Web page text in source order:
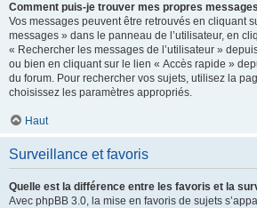
Comment puis-je trouver mes propres
Vos messages peuvent être retrouvés en cliquant
messages » dans le panneau de l’utilisateur, en
« Rechercher les messages de l’utilisateur »
ou bien en cliquant sur le lien « Accès rapide »
du forum. Pour rechercher vos sujets, utilisez la
choisissez les paramètres appropriés.
Haut
Surveillance et favoris
Quelle est la différence entre les favoris et la
Avec phpBB 3.0, la mise en favoris de sujets